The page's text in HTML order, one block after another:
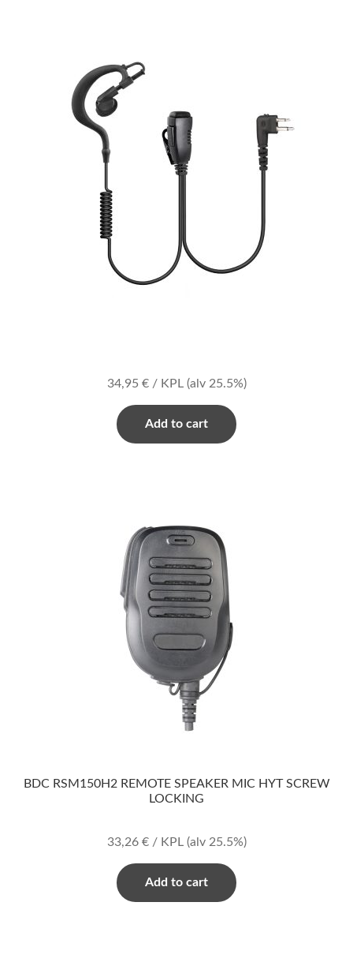
34,95 €/ KPL (alv 25.5%)
Add to cart
BDC RSM150H2 REMOTE SPEAKER MIC HYT SCREW
LOCKING
33,26 €/ KPL (alv 25.5%)
Add to cart